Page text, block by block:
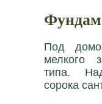
Под
мелкого
типа.
сорока